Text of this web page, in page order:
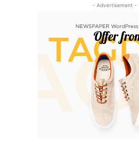
- Advertisement -